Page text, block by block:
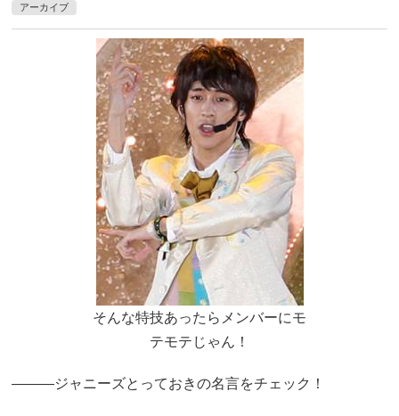
アーカイブ
そんな特技あったらメンバーにモ
テモテじゃん！
―――ジャニーズとっておきの名言をチェック！